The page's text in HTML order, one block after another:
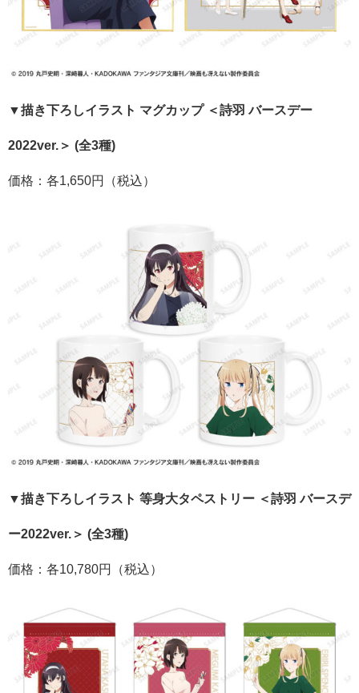
▼描き下ろしイラスト マグカップ ＜詩羽 バースデー
2022ver.＞ (全3種)
価格：各1,650円（税込）
▼描き下ろしイラスト 等身大タペストリー ＜詩羽 バースデ
ー2022ver.＞ (全3種)
価格：各10,780円（税込）